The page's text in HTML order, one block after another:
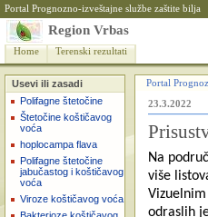
Portal Prognozno-izveštajne službe zaštite bilja
Region Vrbas
Home Terenski rezultati
Usevi ili zasadi
Polifagne štetočine
Štetočine koštičavog
voća
hoplocampa flava
Polifagne štetočine
jabučastog i koštičavog
voća
Viroze koštičavog voća
Portal
23.3.2022
Na
više
odraslih